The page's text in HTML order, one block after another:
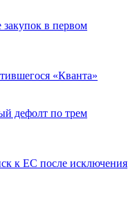
в первом
«Кванта»
дефолт по трем
к ЕС после исключения